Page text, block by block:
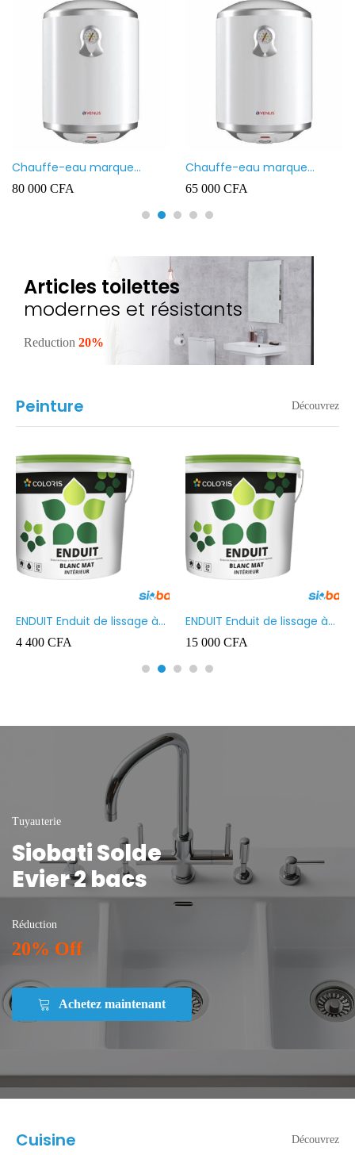
Chauffe-eau marque
VENUS 80L
80 000 CFA
Chauffe-eau marque
VENUS 50L
65 000 CFA
Articles toilettes
modernes et résistants
Reduction 20%
Peinture Découvrez
ENDUIT Enduit de lissage à
base d’émulsion en phase
aqueuse 5kg
4 400 CFA
ENDUIT Enduit de lissage à
base d’émulsion en phase
aqueuse 20kg
15 000 CFA
Tuyauterie
Siobati Solde
Evier 2 bacs
Réduction
20% Off
Achetez maintenant
Cuisine Découvrez